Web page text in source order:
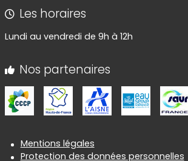
Les horaires
Lundi au vendredi de 9h à 12h
Nos partenaires
Informations réglementaires
Mentions légales
Protection des données personnelles